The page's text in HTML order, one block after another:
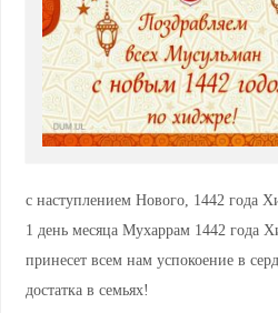
с наступлением Нового, 1442 года
1 день месяца Мухаррам 1442 года
принесет всем нам успокоение в
достатка в семьях!